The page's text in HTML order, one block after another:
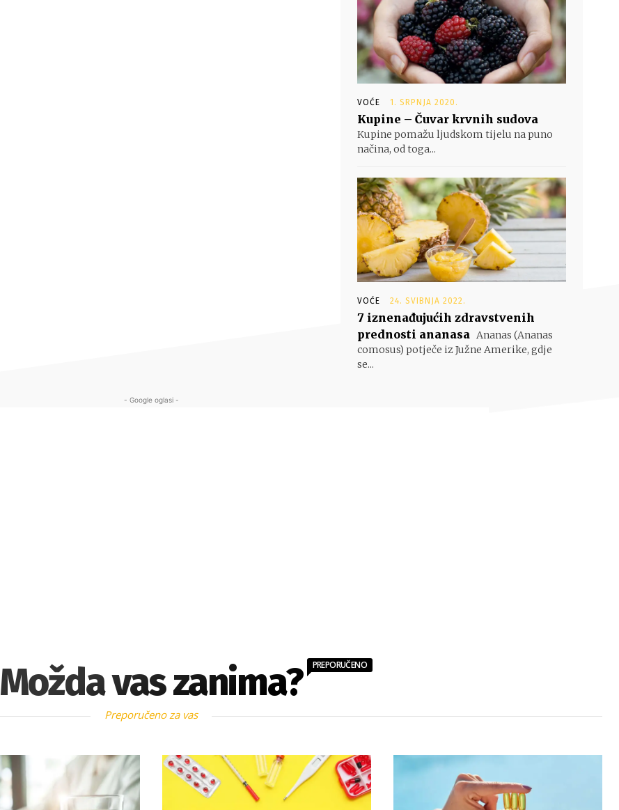
VOĆE 1. SRPNJA 2020.
Kupine – Čuvar krvnih sudova
Kupine pomažu ljudskom tijelu na puno
načina, od toga...
VOĆE 24. SVIBNJA 2022.
7 iznenađujućih zdravstvenih
prednosti ananasa Ananas (Ananas
comosus) potječe iz Južne Amerike, gdje
se...
- Google oglasi -
Možda vas zanima? PREPORUČENO
Preporučeno za vas